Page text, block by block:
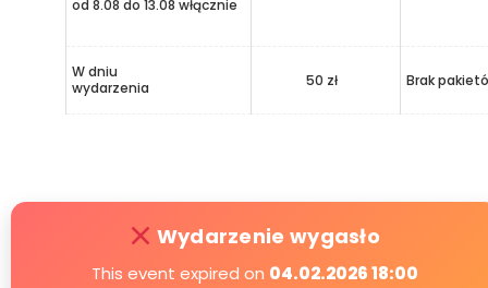
od 8.08 do 13.08 włącznie
W dniu
wydarzenia
50 zł Brak
Wydarzenie wygasło
This event expired on 04.02.2026 18:00